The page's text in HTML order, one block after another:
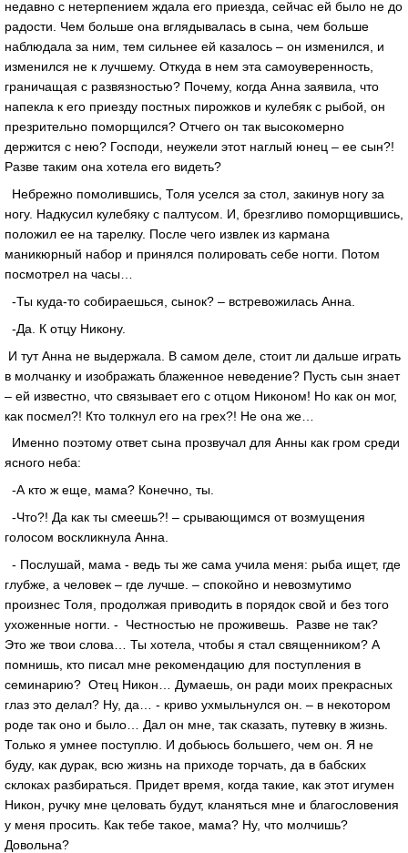
недавно с нетерпением ждала его приезда, сейчас ей было не до
радости. Чем больше она вглядывалась в сына, чем больше
наблюдала за ним, тем сильнее ей казалось – он изменился, и
изменился не к лучшему. Откуда в нем эта самоуверенность,
граничащая с развязностью? Почему, когда Анна заявила, что
напекла к его приезду постных пирожков и кулебяк с рыбой, он
презрительно поморщился? Отчего он так высокомерно
держится с нею? Господи, неужели этот наглый юнец – ее сын?!
Разве таким она хотела его видеть?
Небрежно помолившись, Толя уселся за стол, закинув ногу за
ногу. Надкусил кулебяку с палтусом. И, брезгливо поморщившись,
положил ее на тарелку. После чего извлек из кармана
маникюрный набор и принялся полировать себе ногти. Потом
посмотрел на часы…
-Ты куда-то собираешься, сынок? – встревожилась Анна.
-Да. К отцу Никону.
И тут Анна не выдержала. В самом деле, стоит ли дальше играть
в молчанку и изображать блаженное неведение? Пусть сын знает
– ей известно, что связывает его с отцом Никоном! Но как он мог,
как посмел?! Кто толкнул его на грех?! Не она же…
Именно поэтому ответ сына прозвучал для Анны как гром среди
ясного неба:
-А кто ж еще, мама? Конечно, ты.
-Что?! Да как ты смеешь?! – срывающимся от возмущения
голосом воскликнула Анна.
- Послушай, мама - ведь ты же сама учила меня: рыба ищет, где
глубже, а человек – где лучше. – спокойно и невозмутимо
произнес Толя, продолжая приводить в порядок свой и без того
ухоженные ногти. - Честностью не проживешь. Разве не так?
Это же твои слова… Ты хотела, чтобы я стал священником? А
помнишь, кто писал мне рекомендацию для поступления в
семинарию? Отец Никон… Думаешь, он ради моих прекрасных
глаз это делал? Ну, да… - криво ухмыльнулся он. – в некотором
роде так оно и было… Дал он мне, так сказать, путевку в жизнь.
Только я умнее поступлю. И добьюсь большего, чем он. Я не
буду, как дурак, всю жизнь на приходе торчать, да в бабских
склоках разбираться. Придет время, когда такие, как этот игумен
Никон, ручку мне целовать будут, кланяться мне и благословения
у меня просить. Как тебе такое, мама? Ну, что молчишь?
Довольна?